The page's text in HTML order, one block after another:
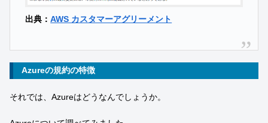
出典：AWS カスタマーアグリーメント
Azureの規約の特徴
それでは、Azureはどうなんでしょうか。